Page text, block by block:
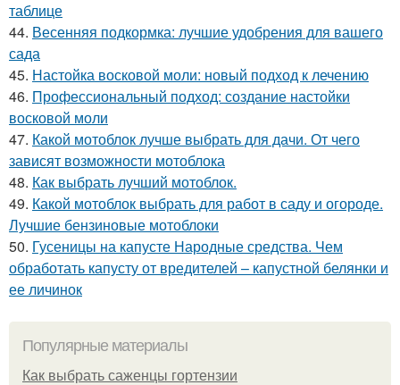
таблице
44. Весенняя подкормка: лучшие удобрения для вашего
сада
45. Настойка восковой моли: новый подход к лечению
46. Профессиональный подход: создание настойки
восковой моли
47. Какой мотоблок лучше выбрать для дачи. От чего
зависят возможности мотоблока
48. Как выбрать лучший мотоблок.
49. Какой мотоблок выбрать для работ в саду и огороде.
Лучшие бензиновые мотоблоки
50. Гусеницы на капусте Народные средства. Чем
обработать капусту от вредителей – капустной белянки и
ее личинок
Популярные материалы
Как выбрать саженцы гортензии